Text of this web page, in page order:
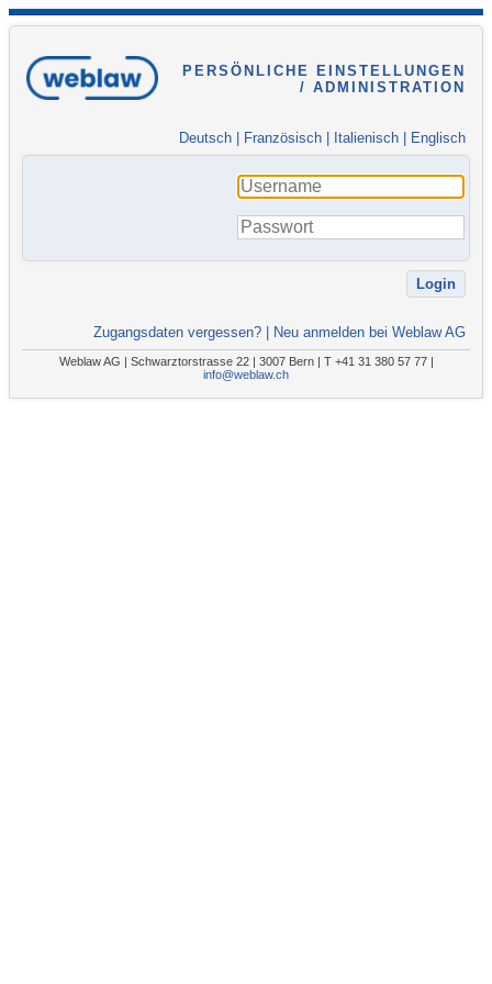
PERSÖNLICHE EINSTELLUNGEN
/ ADMINISTRATION
Deutsch Französisch Italienisch Englisch
Zugangsdaten vergessen? Neu anmelden bei Weblaw AG
Weblaw AG | Schwarztorstrasse 22 | 3007 Bern | T +41 31 380 57 77 |
info@weblaw.ch